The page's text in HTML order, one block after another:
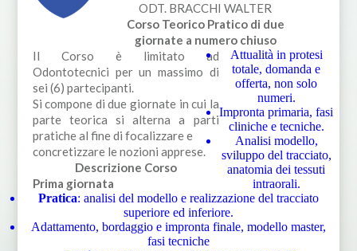
ODT. BRACCHI WALTER
Corso Teorico Pratico di due
giornate a numero chiuso
Il Corso è limitato ad
Odontotecnici per un massimo di
sei (6) partecipanti.
Si compone di due giornate in cui la
parte teorica si alterna a parti
pratiche al fine di focalizzare e
concretizzare le nozioni apprese.
Descrizione Corso
Prima giornata
Attualità in protesi
totale, domanda e
offerta, non solo
numeri.
Impronta primaria, fasi
cliniche e tecniche.
Analisi modello,
sviluppo del tracciato,
anatomia dei tessuti
intraorali.
Pratica: analisi del modello e realizzazione del tracciato
superiore ed inferiore.
Adattamento, bordaggio e impronta finale, modello master,
fasi tecniche